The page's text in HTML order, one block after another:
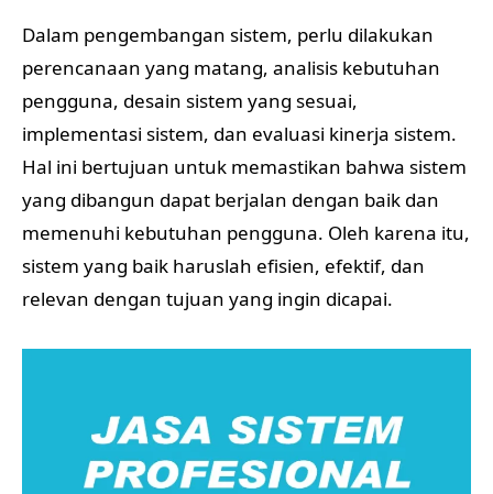
Dalam pengembangan sistem, perlu dilakukan
perencanaan yang matang, analisis kebutuhan
pengguna, desain sistem yang sesuai,
implementasi sistem, dan evaluasi kinerja sistem.
Hal ini bertujuan untuk memastikan bahwa sistem
yang dibangun dapat berjalan dengan baik dan
memenuhi kebutuhan pengguna. Oleh karena itu,
sistem yang baik haruslah efisien, efektif, dan
relevan dengan tujuan yang ingin dicapai.